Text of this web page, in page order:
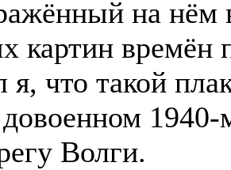
на нём
картин
я, что такой
Волги.